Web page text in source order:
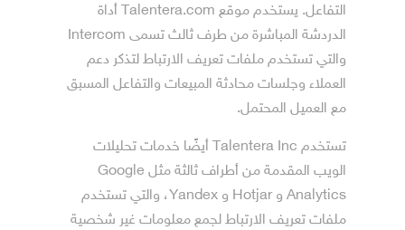
التفاعل. يستخدم موقع Talentera.com أداة
الدردشة المباشرة من طرف ثالث تسمى Intercom
والتي تستخدم ملفات تعريف الارتباط لتذكر دعم
العملاء وجلسات محادثة المبيعات والتفاعل المسبق
مع العميل المحتمل.
تستخدم Talentera Inc أيضًا خدمات تحليلات
الويب المقدمة من أطراف ثالثة مثل Google
Analytics و Hotjar و Yandex، والتي تستخدم
ملفات تعريف الارتباط لجمع معلومات غير شخصية